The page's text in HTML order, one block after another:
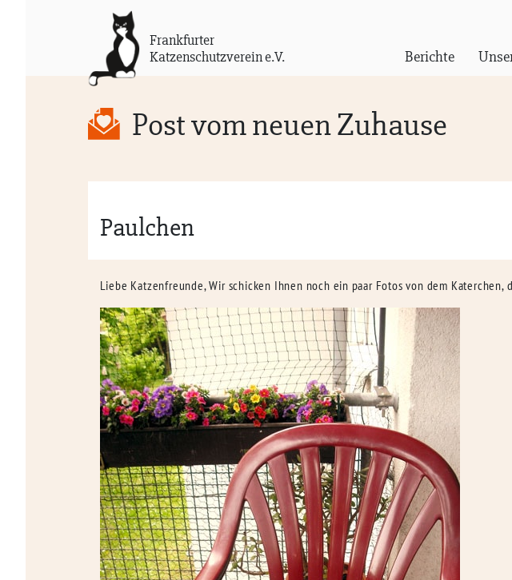
Frankfurter
Katzenschutzverein e.V.
Berichte
Post vom neuen Zuhause
Paulchen
Liebe Katzenfreunde, Wir schicken Ihnen noch ein paar Fotos von dem Katerchen,